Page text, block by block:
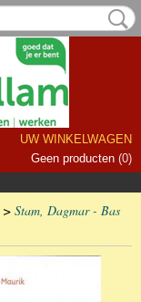
UW WINKELWAGEN
Geen producten (0)
> Stam, Dagmar - Bas